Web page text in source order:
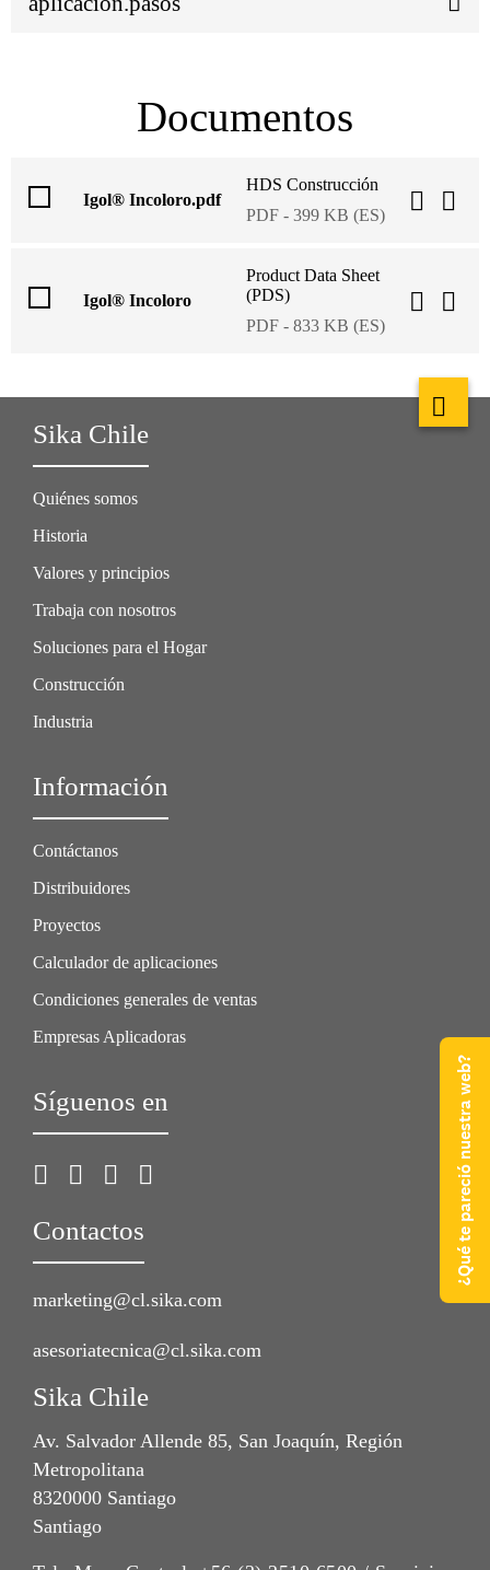
Documentos
Igol® Incoloro.pdf
HDS Construcción
PDF - 399 KB (ES)
Igol® Incoloro
Product Data Sheet
(PDS)
PDF - 833 KB (ES)
Sika Chile
Quiénes somos
Historia
Valores y principios
Trabaja con nosotros
Soluciones para el Hogar
Construcción
Industria
Información
Contáctanos
Distribuidores
Proyectos
Calculador de aplicaciones
Condiciones generales de ventas
Empresas Aplicadoras
Síguenos en
Contactos
marketing@cl.sika.com
asesoriatecnica@cl.sika.com
Sika Chile
Av. Salvador Allende 85, San Joaquín, Región
Metropolitana
8320000 Santiago
Santiago
¿Qué te pareció nuestra web?